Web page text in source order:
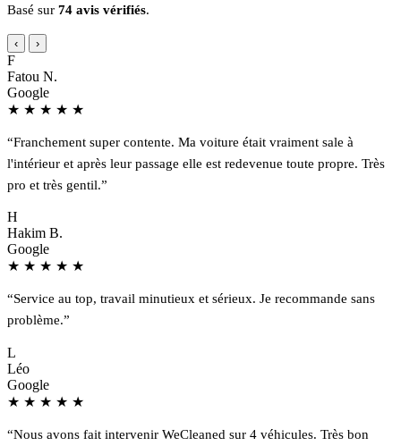
Basé sur 74 avis vérifiés.
‹ ›
F
Fatou N.
Google
★ ★ ★ ★ ★
“Franchement super contente. Ma voiture était vraiment sale à
l'intérieur et après leur passage elle est redevenue toute propre. Très
pro et très gentil.”
H
Hakim B.
Google
★ ★ ★ ★ ★
“Service au top, travail minutieux et sérieux. Je recommande sans
problème.”
L
Léo
Google
★ ★ ★ ★ ★
“Nous avons fait intervenir WeCleaned sur 4 véhicules. Très bon